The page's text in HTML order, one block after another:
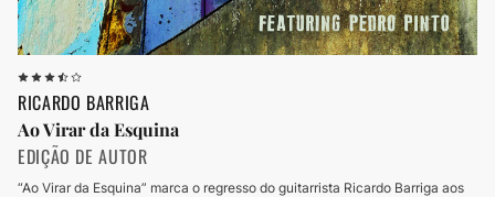
RICARDO BARRIGA
Ao Virar da Esquina
EDIÇÃO DE AUTOR
“Ao Virar da Esquina” marca o regresso do guitarrista Ricardo Barriga aos